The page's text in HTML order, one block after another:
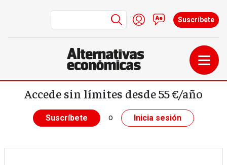
Pasar al contenido principal
Menú de cuenta de
Iniciar sesión
Contacto
Suscríbete
Accede sin límites desde 55 €/año
Suscríbete o Inicia sesión